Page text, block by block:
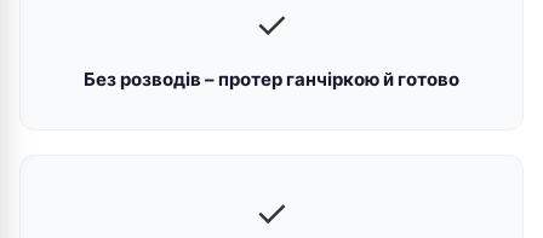
✓
Без розводів – протер ганчіркою й готово
✓